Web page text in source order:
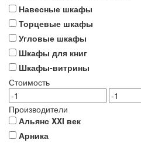
Навесные шкафы
Торцевые шкафы
Угловые шкафы
Шкафы для книг
Шкафы-витрины
Стоимость
Производители
Альянс XXI век
Арника